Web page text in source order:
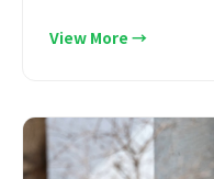
View More →